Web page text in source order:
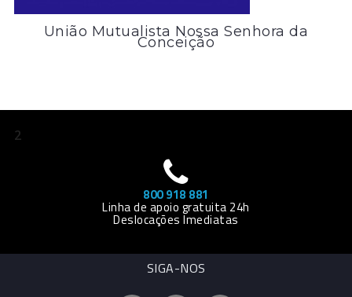
União Mutualista Nossa Senhora da
Conceição
2
800 918 881
Linha de apoio gratuita 24h
Deslocações Imediatas
SIGA-NOS